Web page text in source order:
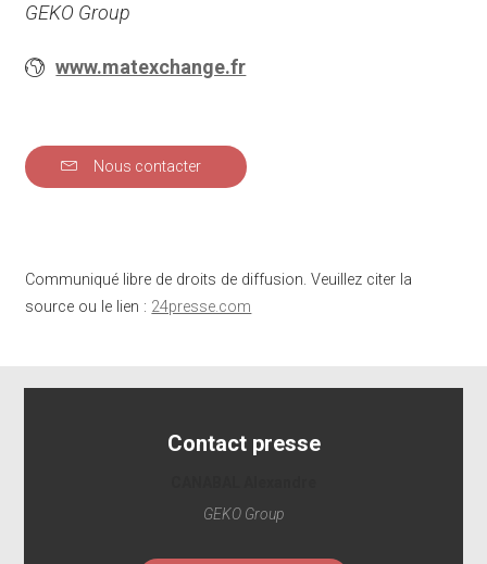
GEKO Group
www.matexchange.fr
Nous contacter
Communiqué libre de droits de diffusion. Veuillez citer la
source ou le lien : 24presse.com
Contact presse
GEKO Group